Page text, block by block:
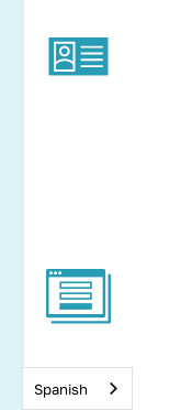
Spanish